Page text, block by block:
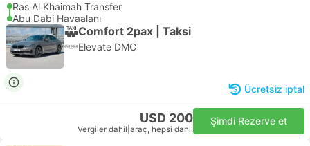
Ras Al Khaimah Transfer
Abu Dabi Havaalanı
Comfort 2pax | Taksi
Elevate DMC
Ücretsiz iptal
USD 200
Vergiler dahil araç, hepsi dahil
Şimdi Rezerve et